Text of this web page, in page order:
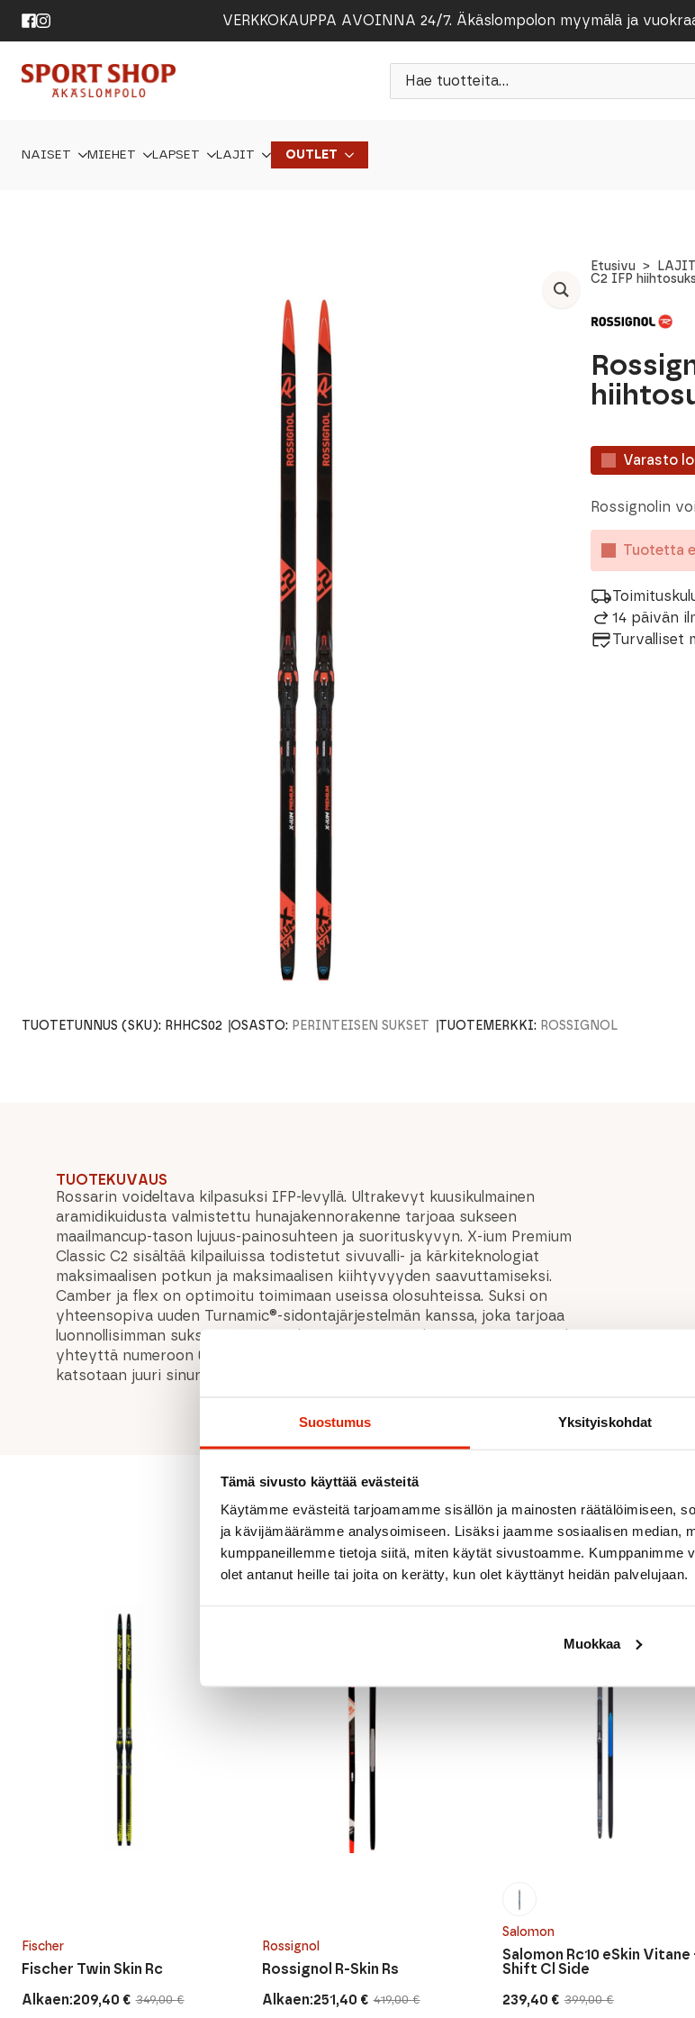
Suostumus Yksityiskohdat
Tämä sivusto käyttää evästeitä
Käytämme evästeitä tarjoamamme sisällön ja mainosten räätälöimiseen,
ja kävijämäärämme analysoimiseen. Lisäksi jaamme sosiaalisen median,
kumppaneillemme tietoja siitä, miten käytät sivustoamme. Kumppanimme
olet antanut heille tai joita on kerätty, kun olet käyttänyt heidän palvelujaan.
Muokkaa
VERKKOKAUPPA AVOINNA 24/7. Äkäslompolon myymälä ja
Products
search
NAISET MIEHET LAPSET LAJIT OUTLET
Etusivu LAJIT
C2 IFP
Varasto
Rossignolin
Tuotetta
14 päivän
Turvalliset
TUOTETUNNUS (SKU): RHHCS02 OSASTO: PERINTEISEN SUKSET TUOTEMERKKI: ROSSIGNOL
TUOTEKUVAUS
Rossarin voideltava kilpasuksi IFP-levyllä. Ultrakevyt kuusikulmainen
aramidikuidusta valmistettu hunajakennorakenne tarjoaa sukseen
maailmancup-tason lujuus-painosuhteen ja suorituskyvyn. X-ium Premium
Classic C2 sisältää kilpailuissa todistetut sivuvalli- ja kärkiteknologiat
maksimaalisen potkun ja maksimaalisen kiihtyvyyden saavuttamiseksi.
Camber ja flex on optimoitu toimimaan useissa olosuhteissa. Suksi on
yhteensopiva uuden Turnamic®-sidontajärjestelmän kanssa, joka tarjoaa
luonnollisimman suksen jouston ja lumen tunteen. Suksia ostaessasi otathan
yhteyttä numeroon 044 737 8572, tai sähköpostilla sportshop@yllas.fi, niin
katsotaan juuri sinun tarpeisiisi parhaiten sopiva suksiratkaisu.
Suositeltua
Fischer
Alkaen: 349,00€
Alkuperäinen
209,40 €
Nykyinen
Fischer Twin Skin Rc
Rossignol
Alkaen: 419,00€
Alkuperäinen
251,40 €
Nykyinen
Rossignol R-Skin Rs
Salomon
399,00€
Alkuperäinen
239,40 €
Nykyinen
Salomon Rc10 eSkin Vitane
Shift Cl Side